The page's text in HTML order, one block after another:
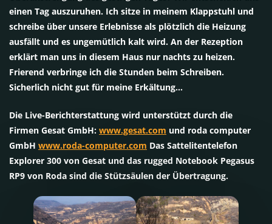
einen Tag auszuruhen. Ich sitze in meinem Klappstuhl und
schreibe über unsere Erlebnisse als plötzlich die Heizung
ausfällt und es ungemütlich kalt wird. An der Rezeption
erklärt man uns in diesem Haus nur nachts zu heizen.
Frierend verbringe ich die Stunden beim Schreiben.
Sicherlich nicht gut für meine Erkältung…
Die Live-Berichterstattung wird unterstützt durch die
Firmen Gesat GmbH: www.gesat.com und roda computer
GmbH www.roda-computer.com Das Sattelitentelefon
Explorer 300 von Gesat und das rugged Notebook Pegasus
RP9 von Roda sind die Stützsäulen der Übertragung.